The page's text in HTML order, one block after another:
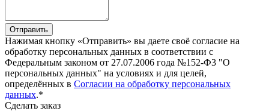
Отправить
Нажимая кнопку «Отправить» вы даете своё согласие на
обработку персональных данных в соответствии с
Федеральным законом от 27.07.2006 года №152-Ф3 "О
персональных данных" на условиях и для целей,
определённых в Согласии на обработку персональных
данных.*
Сделать заказ